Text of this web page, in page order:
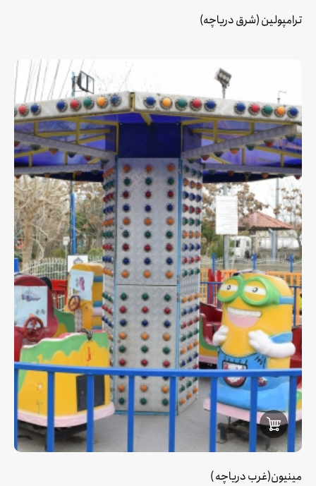
ترامپولین (شرق دریاچه)
مینیون(غرب دریاچه )